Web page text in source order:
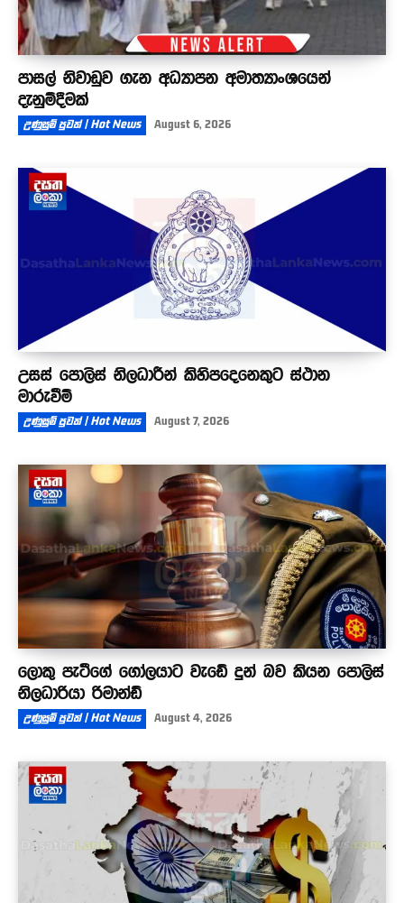
පාසල් නිවාඩුව ගැන අධ්‍යාපන අමාත්‍යාංශයෙන්
දැනුම්දීමක්
උණුසුම් පුවත් | Hot News August 6, 2026
උසස් පොලිස් නිලධාරීන් කිහිපදෙනෙකුට ස්ථාන
මාරුවීම්
උණුසුම් පුවත් | Hot News August 7, 2026
ලොකු පැටීගේ ගෝලයාට වැඩේ දුන් බව කියන පොලිස්
නිලධාරියා රිමාන්ඩ්
උණුසුම් පුවත් | Hot News August 4, 2026